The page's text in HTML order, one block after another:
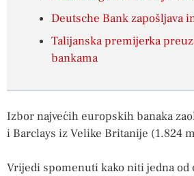
Deutsche Bank zapošljava
Talijanska premijerka
bankama
Izbor najvećih europskih banaka
i Barclays iz Velike Britanije (1.824
Vrijedi spomenuti kako niti jedna